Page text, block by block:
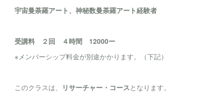
宇宙曼荼羅アート、神秘数曼荼羅アート経験者
受講料 ２回 ４時間 12000ー
※メンバーシップ料金が別途かかります。（下記）
このクラスは、 リサーチャー・コースとなります。